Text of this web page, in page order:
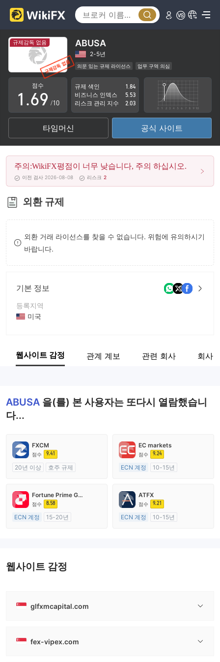
규제감독 없음 ABUSA
2-5년
의문 있는 규제 라이선스
업무 구역 의심
잠재적 위험성이 높음
점수
0
1
2
3
4
5
6
7
8
9
.
2
3
4
5
6
7
8
9
5
6
7
8
9 /10
규제 색인
1.84
비즈니스 인덱스
5.53
리스크 관리 지수
2.03
타임머신 공식 사이트
주의:WikiFX평점이 너무 낮습니다, 주의 하십시오.
이전 검사 2026-08-08 리스크 2
외환 규제
외환 거래 라이선스를 찾을 수 없습니다. 위험에 유의하시기
바랍니다.
기본 정보
등록지역
미국
회사 전체 이름
웹사이트 감정 관계 계보 관련 회사 회사
ABUSA 을(를) 본 사용자는 또다시 열람했습니
다...
FXCM
점수 9.41
20년 이상
호주 규제
마스터 레이블 MT4
EC markets
점수 9.24
ECN 계정
10-15년
외환 거래 라이선스 (MM)
마스터 레이블 MT4
Fortune Prime Global
점수 8.58
ECN 계정
15-20년
ATFX
점수 9.21
ECN 계정
10-15년
웹사이트 감정
glfxmcapital.com
fex-vipex.com